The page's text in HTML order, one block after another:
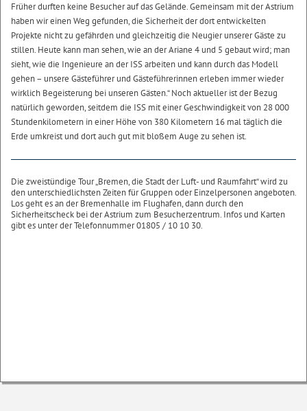
Früher durften keine Besucher auf das Gelände. Gemeinsam mit der Astrium
haben wir einen Weg gefunden, die Sicherheit der dort entwickelten
Projekte nicht zu gefährden und gleichzeitig die Neugier unserer Gäste zu
stillen. Heute kann man sehen, wie an der Ariane 4 und 5 gebaut wird; man
sieht, wie die Ingenieure an der ISS arbeiten und kann durch das Modell
gehen – unsere Gästeführer und Gästeführerinnen erleben immer wieder
wirklich Begeisterung bei unseren Gästen.“ Noch aktueller ist der Bezug
natürlich geworden, seitdem die ISS mit einer Geschwindigkeit von 28 000
Stundenkilometern in einer Höhe von 380 Kilometern 16 mal täglich die
Erde umkreist und dort auch gut mit bloßem Auge zu sehen ist.
Die zweistündige Tour „Bremen, die Stadt der Luft- und Raumfahrt“ wird zu
den unterschiedlichsten Zeiten für Gruppen oder Einzelpersonen angeboten.
Los geht es an der Bremenhalle im Flughafen, dann durch den
Sicherheitscheck bei der Astrium zum Besucherzentrum. Infos und Karten
gibt es unter der Telefonnummer 01805 / 10 10 30.